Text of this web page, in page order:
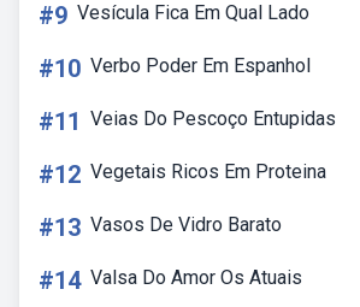
#9 Vesícula Fica Em Qual Lado
#10 Verbo Poder Em Espanhol
#11 Veias Do Pescoço Entupidas
#12 Vegetais Ricos Em Proteina
#13 Vasos De Vidro Barato
#14 Valsa Do Amor Os Atuais